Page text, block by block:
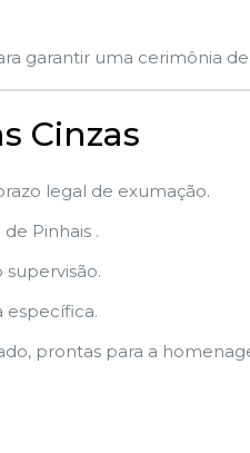
garantir uma cerimônia de
Cinzas
legal de exumação.
Pinhais .
supervisão.
específica.
prontas para a